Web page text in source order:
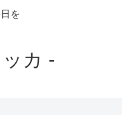
を
カ -